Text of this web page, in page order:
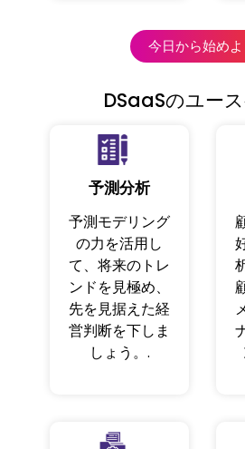
今日から始めよ
DSaaSのユー
予測分析
予測モデリング
の力を活用し
て、将来のトレ
ンドを見極め、
先を見据えた経
営判断を下しま
しょう。.